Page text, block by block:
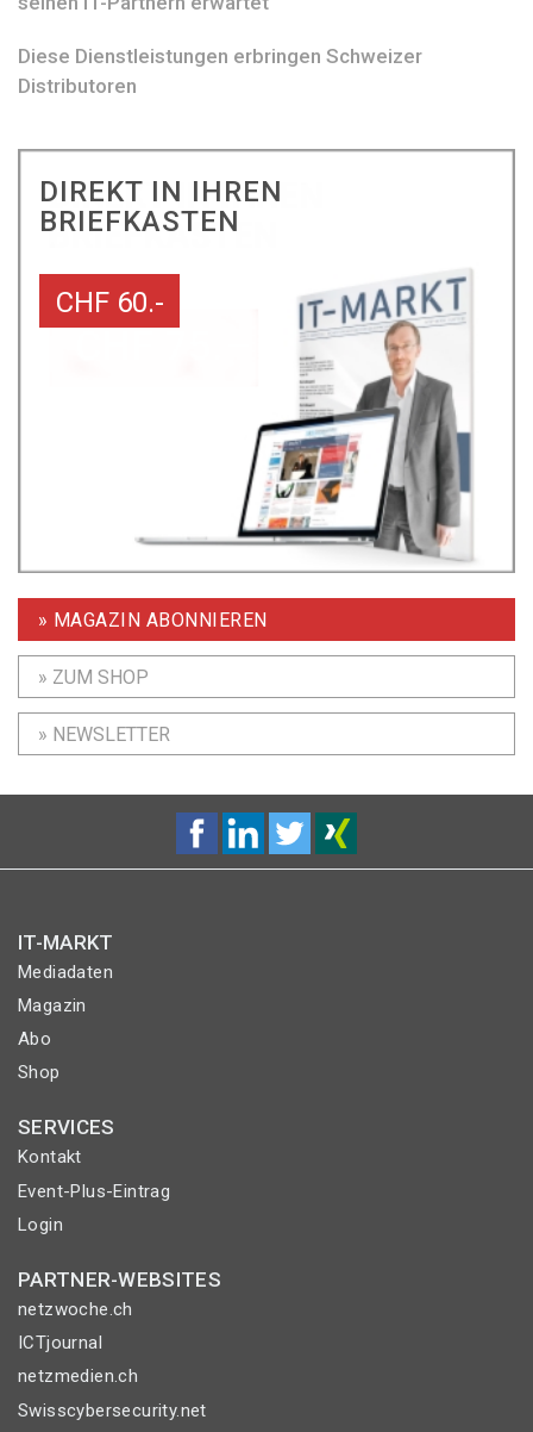
Diese Dienstleistungen erbringen Schweizer
Distributoren
DIREKT IN IHREN
BRIEFKASTEN
CHF 60.-
» MAGAZIN ABONNIEREN
» ZUM SHOP
» NEWSLETTER
IT-MARKT
Mediadaten
Magazin
Abo
Shop
SERVICES
Kontakt
Event-Plus-Eintrag
Login
PARTNER-WEBSITES
netzwoche.ch
ICTjournal
netzmedien.ch
Swisscybersecurity.net